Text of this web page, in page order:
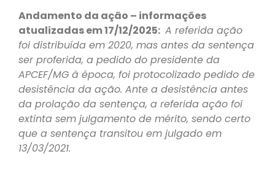
Andamento da ação – informações
atualizadas em 17/12/2025: A referida ação
foi distribuída em 2020, mas antes da sentença
ser proferida, a pedido do presidente da
APCEF/MG à época, foi protocolizado pedido de
desistência da ação. Ante a desistência antes
da prolação da sentença, a referida ação foi
extinta sem julgamento de mérito, sendo certo
que a sentença transitou em julgado em
13/03/2021.